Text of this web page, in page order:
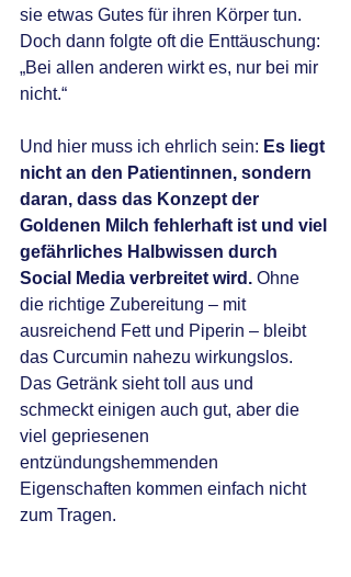
sie etwas Gutes für ihren Körper tun.
Doch dann folgte oft die Enttäuschung:
„Bei allen anderen wirkt es, nur bei mir
nicht.“
Und hier muss ich ehrlich sein: Es liegt
nicht an den Patientinnen, sondern
daran, dass das Konzept der
Goldenen Milch fehlerhaft ist und viel
gefährliches Halbwissen durch
Social Media verbreitet wird. Ohne
die richtige Zubereitung – mit
ausreichend Fett und Piperin – bleibt
das Curcumin nahezu wirkungslos.
Das Getränk sieht toll aus und
schmeckt einigen auch gut, aber die
viel gepriesenen
entzündungshemmenden
Eigenschaften kommen einfach nicht
zum Tragen.